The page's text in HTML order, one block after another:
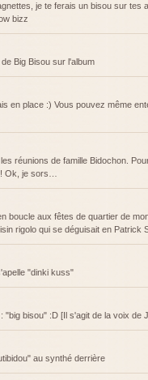
je te ferais un bisou sur tes
bizz
Big Bisou sur l'album
en place :) Vous pouvez même
réunions de famille Bidochon.
Ok, je sors…
boucle aux fêtes de quartier de
rigolo qui se déguisait en Patrick
"dinki kuss"
"big bisou" :D [Il s'agit de la voix de
au synthé derrière